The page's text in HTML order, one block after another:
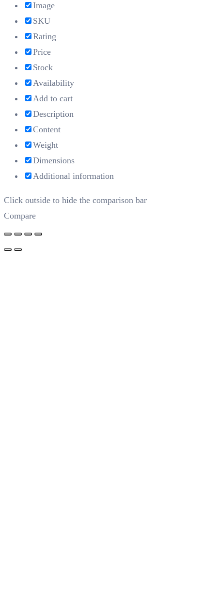
Image
SKU
Rating
Price
Stock
Availability
Add to cart
Description
Content
Weight
Dimensions
Additional information
Click outside to hide the comparison bar
Compare